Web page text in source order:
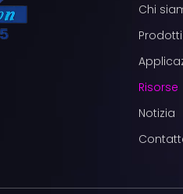
Chi
Prodotti
Risorse
Notizia